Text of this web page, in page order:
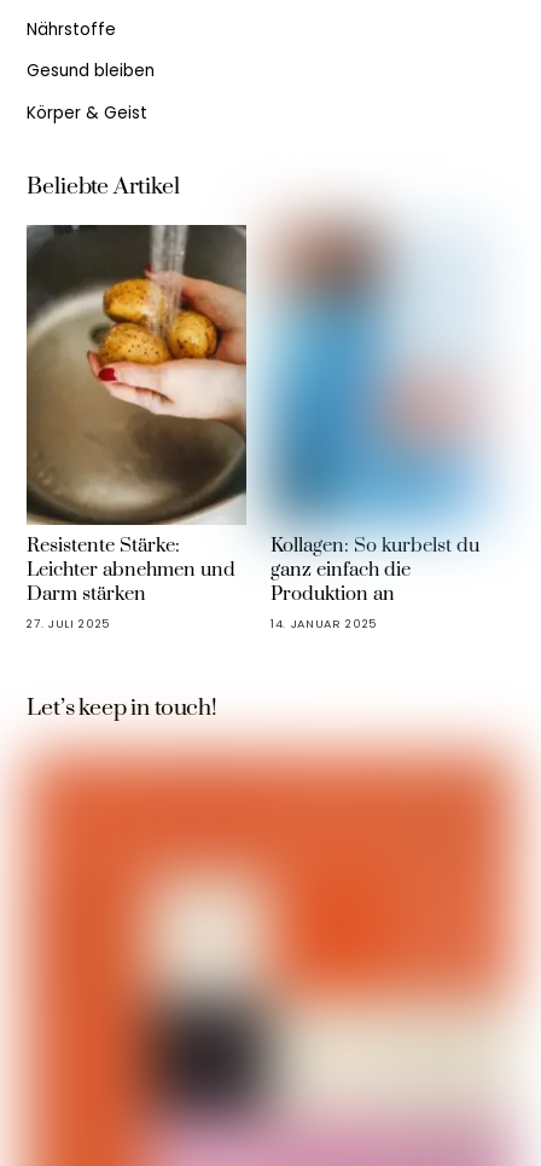
Nährstoffe
Gesund bleiben
Körper & Geist
Beliebte Artikel
Resistente Stärke:
Leichter abnehmen und
Darm stärken
27. JULI 2025
Kollagen: So kurbelst du
ganz einfach die
Produktion an
14. JANUAR 2025
Let’s keep in touch!